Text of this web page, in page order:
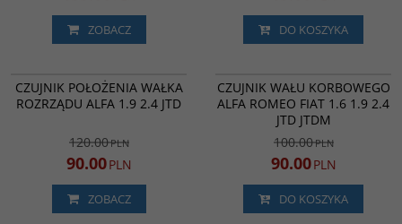
ZOBACZ DO KOSZYKA
PROMOCJA
CZUJNIK POŁOŻENIA WAŁKA
ROZRZĄDU ALFA 1.9 2.4 JTD
120.00PLN
90.00PLN
ZOBACZ
NOWOŚĆ PROMOCJA
CZUJNIK WAŁU KORBOWEGO
ALFA ROMEO FIAT 1.6 1.9 2.4
JTD JTDM
100.00PLN
90.00PLN
DO KOSZYKA